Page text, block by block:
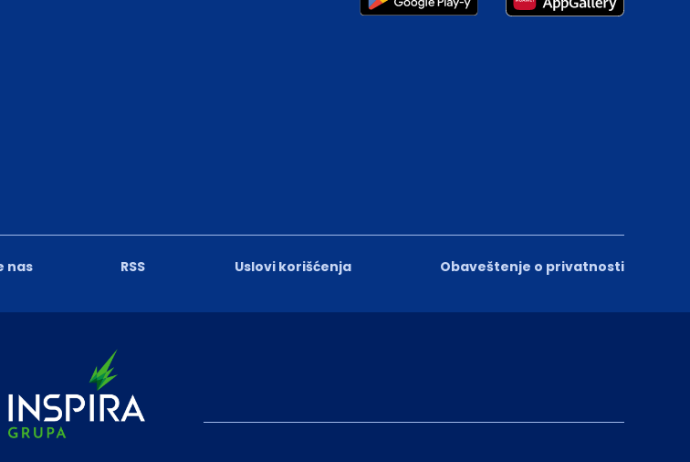
nas RSS Uslovi korišćenja Obaveštenje o privatnosti